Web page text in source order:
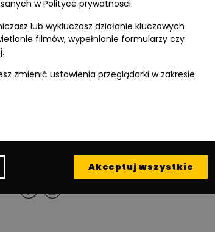
Read in English
w Polityce prywatności.
lub wykluczasz działanie kluczowych
filmów, wypełnianie formularzy czy
zmienić ustawienia przeglądarki w zakresie
Akceptuj wszystkie